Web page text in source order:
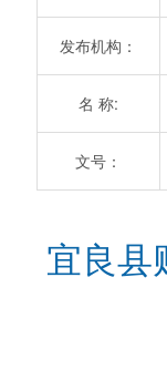
发布机构：
名 称:
文号：
宜良县